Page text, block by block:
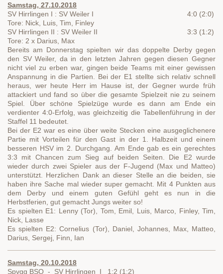
Samstag, 27.10.2018
SV Hirrlingen I : SV Weiler I 4:0 (2:0)
Tore: Nick, Luis, Tim, Finley
SV Hirrlingen II : SV Weiler II 3:3 (1:2)
Tore: 2 x Darius, Max
Bereits am Donnerstag spielten wir das doppelte Derby gegen
den SV Weiler, da in den letzten Jahren gegen diesen Gegner
nicht viel zu erben war, gingen beide Teams mit einer gewissen
Anspannung in die Partien. Bei der E1 stellte sich relativ schnell
heraus, wer heute Herr im Hause ist, der Gegner wurde früh
attackiert und fand so über die gesamte Spielzeit nie zu seinem
Spiel. Über schöne Spielzüge wurde es dann am Ende ein
verdienter 4:0-Erfolg, was gleichzeitig die Tabellenführung in der
Staffel 11 bedeutet.
Bei der E2 war es eine über weite Stecken eine ausgeglichenere
Partie mit Vorteilen für den Gast in der 1. Halbzeit und einem
besseren HSV im 2. Durchgang. Am Ende gab es ein gerechtes
3:3 mit Chancen zum Sieg auf beiden Seiten. Die E2 wurde
wieder durch zwei Spieler aus der F-Jugend (Max und Matteo)
unterstützt. Herzlichen Dank an dieser Stelle an die beiden, sie
haben ihre Sache mal wieder super gemacht. Mit 4 Punkten aus
dem Derby und einem guten Gefühl geht es nun in die
Herbstferien, gut gemacht Jungs weiter so!
Es spielten E1: Lenny (Tor), Tom, Emil, Luis, Marco, Finley, Tim,
Nick, Lasse
Es spielten E2: Cornelius (Tor), Daniel, Johannes, Max, Matteo,
Darius, Sergej, Finn, Ian
Samstag, 20.10.2018
Spvgg BSO - SV Hirrlingen I 1:2 (1:2)